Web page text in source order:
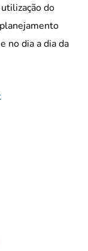
do
no dia a dia da